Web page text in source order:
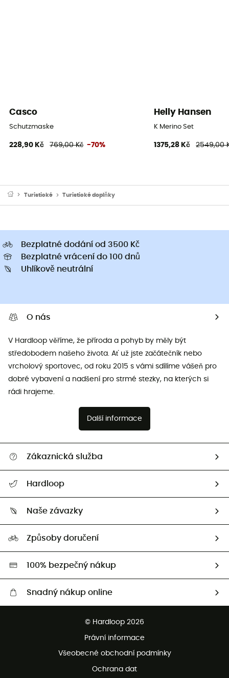
Casco
Schutzmaske
228,90 Kč 769,00 Kč -70%
Helly Hansen
K Merino Set
1375,28 Kč 2549,00
Turistické Turistické doplňky
Bezplatné dodání od 3500 Kč
Bezplatné vrácení do 100 dnů
Uhlíkově neutrální
O nás
V Hardloop věříme, že příroda a pohyb by měly být
středobodem našeho života. Ať už jste začátečník nebo
vrcholový sportovec, od roku 2015 s vámi sdílíme vášeň pro
dobré vybavení a nadšení pro strmé stezky, na kterých si
rádi hrajeme.
Další informace
Zákaznická služba
Vrácení zboží a peněz
Hardloop
Naši Ambasadoři
Naše závazky
HardGreen
Způsoby doručení
100% bezpečný nákup
Snadný nákup online
Bezplatná zákaznická služba
© Hardloop 2026
Právní informace
Všeobecné obchodní podmínky
Ochrana dat